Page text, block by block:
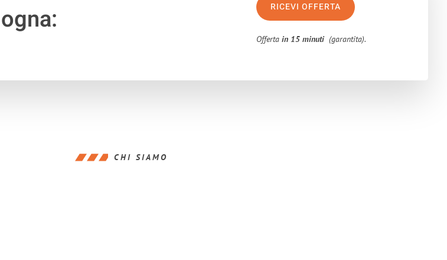
RICEVI OFFERTA
Offertain 15 minuti (garantita).
CHI SIAMO